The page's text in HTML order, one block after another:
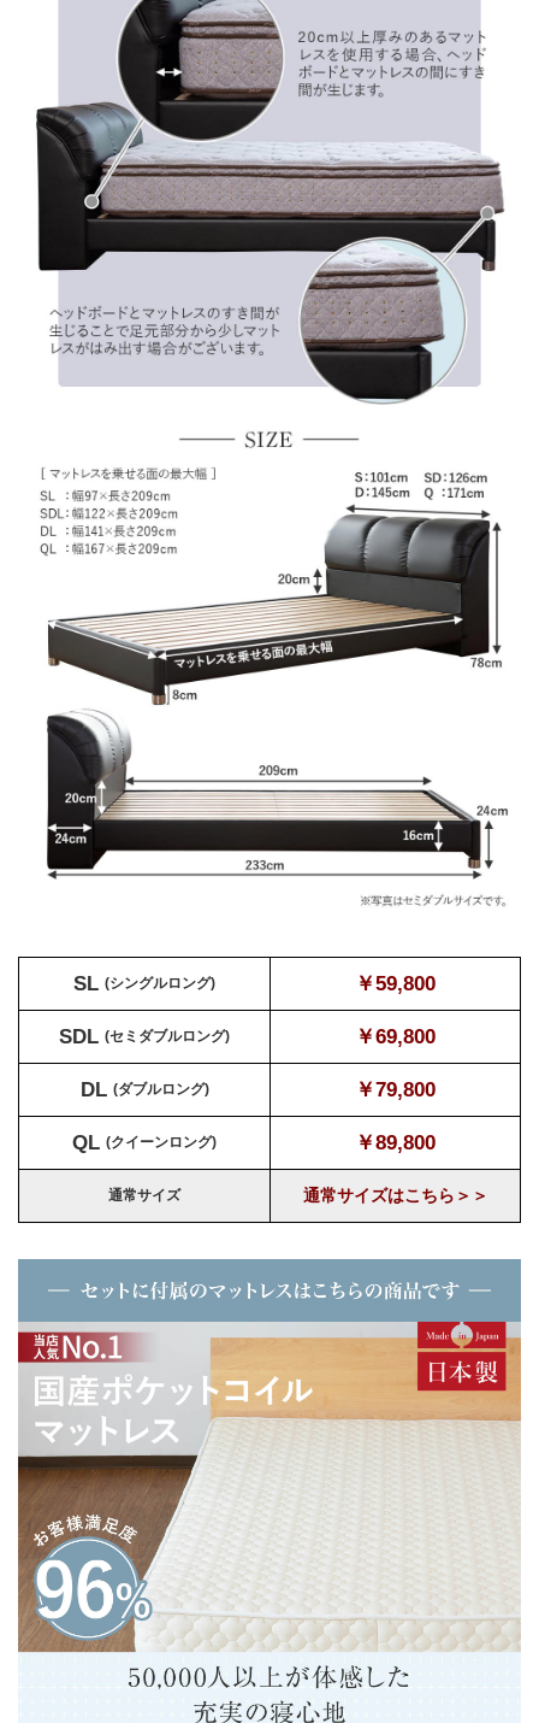
SL (シングルロング) ￥59,800
SDL (セミダブルロング) ￥69,800
DL (ダブルロング) ￥79,800
QL (クイーンロング) ￥89,800
通常サイズ 通常サイズはこちら＞＞